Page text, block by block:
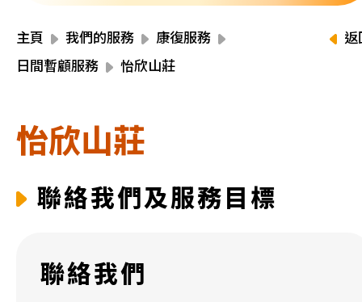
主頁 我們的服務
康復服務
日間暫顧服務
怡欣山莊
返
怡欣山莊
聯絡我們及服務目標
聯絡我們
活動報名
加入我們